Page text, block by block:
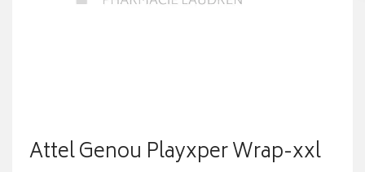
Attel Genou Playxper Wrap-xxl